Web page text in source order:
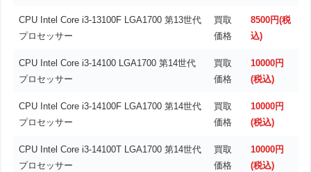
CPU Intel Core i3-13100F LGA1700 第13世代
プロセッサー
買取
価格
8500円(税
込)
CPU Intel Core i3-14100 LGA1700 第14世代
プロセッサー
買取
価格
10000円
(税込)
CPU Intel Core i3-14100F LGA1700 第14世代
プロセッサー
買取
価格
10000円
(税込)
CPU Intel Core i3-14100T LGA1700 第14世代
プロセッサー
買取
価格
10000円
(税込)